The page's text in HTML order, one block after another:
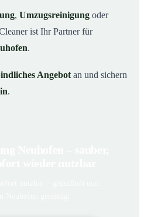
, Umzugsreinigung oder
ist Ihr Partner für
.
Angebot an und sichern
.